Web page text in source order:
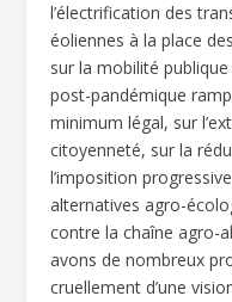
l’électrification des
éoliennes à la place
sur la mobilité
post-pandémique
minimum légal, sur
citoyenneté, sur la
l’imposition
alternatives agro-
contre la chaîne agro-
avons de nombreux
cruellement d’une